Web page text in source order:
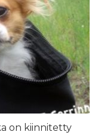
on kiinnitetty